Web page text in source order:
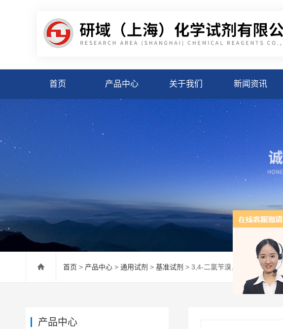
首页 产品中心 关于我们 新闻资讯
首页 > 产品中心 > 通用试剂 > 基准试剂 > 3,4-二氯苄溴，99%（HPLC）
产品中心